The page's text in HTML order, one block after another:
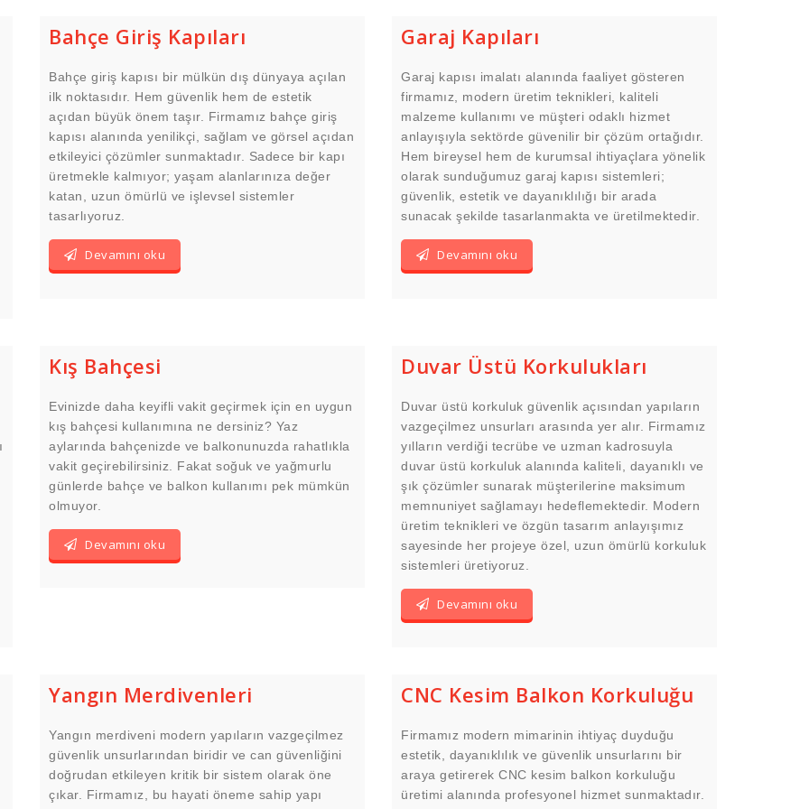
Bahçe Giriş Kapıları
Bahçe giriş kapısı bir mülkün dış dünyaya açılan
ilk noktasıdır. Hem güvenlik hem de estetik
açıdan büyük önem taşır. Firmamız bahçe giriş
kapısı alanında yenilikçi, sağlam ve görsel açıdan
etkileyici çözümler sunmaktadır. Sadece bir kapı
üretmekle kalmıyor; yaşam alanlarınıza değer
katan, uzun ömürlü ve işlevsel sistemler
tasarlıyoruz.
Devamını oku
Garaj Kapıları
Garaj kapısı imalatı alanında faaliyet gösteren
firmamız, modern üretim teknikleri, kaliteli
malzeme kullanımı ve müşteri odaklı hizmet
anlayışıyla sektörde güvenilir bir çözüm ortağıdır.
Hem bireysel hem de kurumsal ihtiyaçlara yönelik
olarak sunduğumuz garaj kapısı sistemleri;
güvenlik, estetik ve dayanıklılığı bir arada
sunacak şekilde tasarlanmakta ve üretilmektedir.
Devamını oku
Kış Bahçesi
Evinizde daha keyifli vakit geçirmek için en uygun
kış bahçesi kullanımına ne dersiniz? Yaz
aylarında bahçenizde ve balkonunuzda rahatlıkla
vakit geçirebilirsiniz. Fakat soğuk ve yağmurlu
günlerde bahçe ve balkon kullanımı pek mümkün
olmuyor.
Devamını oku
Duvar Üstü Korkulukları
Duvar üstü korkuluk güvenlik açısından yapıların
vazgeçilmez unsurları arasında yer alır. Firmamız
yılların verdiği tecrübe ve uzman kadrosuyla
duvar üstü korkuluk alanında kaliteli, dayanıklı ve
şık çözümler sunarak müşterilerine maksimum
memnuniyet sağlamayı hedeflemektedir. Modern
üretim teknikleri ve özgün tasarım anlayışımız
sayesinde her projeye özel, uzun ömürlü korkuluk
sistemleri üretiyoruz.
Devamını oku
Yangın Merdivenleri
Yangın merdiveni modern yapıların vazgeçilmez
güvenlik unsurlarından biridir ve can güvenliğini
doğrudan etkileyen kritik bir sistem olarak öne
çıkar. Firmamız, bu hayati öneme sahip yapı
CNC Kesim Balkon Korkuluğu
Firmamız modern mimarinin ihtiyaç duyduğu
estetik, dayanıklılık ve güvenlik unsurlarını bir
araya getirerek CNC kesim balkon korkuluğu
üretimi alanında profesyonel hizmet sunmaktadır.